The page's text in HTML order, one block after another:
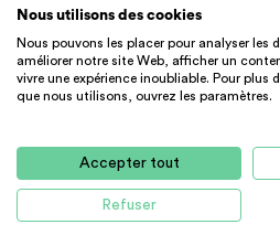
NO ACCOMMODATION
Follow us
IMMOJEUNE © 2011-2026,
Student accommodation offers
France : student residence, real
Nous utilisons des cookies
Nous pouvons les placer pour analyser les
améliorer notre site Web, afficher un
vivre une expérience inoubliable. Pour plus
que nous utilisons, ouvrez les paramètres.
Accepter tout
Refuser